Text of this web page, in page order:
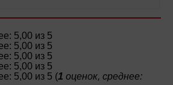
(1 оценок, среднее: